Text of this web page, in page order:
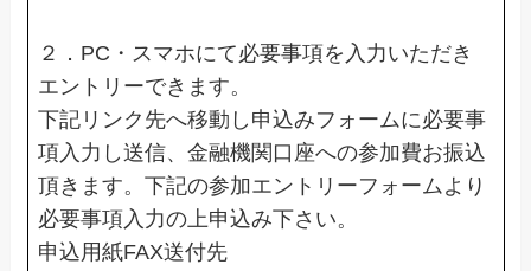
２．PC・スマホにて必要事項を入力いただき
エントリーできます。
下記リンク先へ移動し申込みフォームに必要事
項入力し送信、金融機関口座への参加費お振込
頂きます。下記の参加エントリーフォームより
必要事項入力の上申込み下さい。
申込用紙FAX送付先